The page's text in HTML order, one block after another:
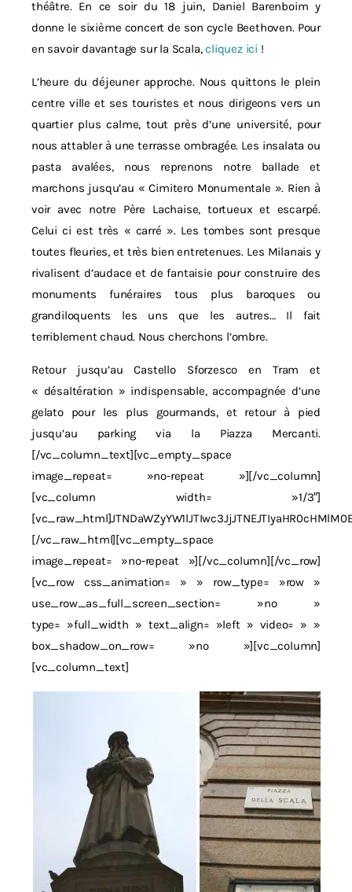
théâtre. En ce soir du 18 juin, Daniel Barenboim y
donne le sixième concert de son cycle Beethoven. Pour
en savoir davantage sur la Scala,cliquez ici !
L’heure du déjeuner approche. Nous quittons le plein
centre ville et ses touristes et nous dirigeons vers un
quartier plus calme, tout près d’une université, pour
nous attabler à une terrasse ombragée. Les insalata ou
pasta avalées, nous reprenons notre ballade et
marchons jusqu’au « Cimitero Monumentale ». Rien à
voir avec notre Père Lachaise, tortueux et escarpé.
Celui ci est très « carré ». Les tombes sont presque
toutes fleuries, et très bien entretenues. Les Milanais y
rivalisent d’audace et de fantaisie pour construire des
monuments funéraires tous plus baroques ou
grandiloquents les uns que les autres… Il fait
terriblement chaud. Nous cherchons l’ombre.
Retour jusqu’au Castello Sforzesco en Tram et
« désaltération » indispensable, accompagnée d’une
gelato pour les plus gourmands, et retour à pied
jusqu’au parking via la Piazza Mercanti.
[/vc_column_text][vc_empty_space
image_repeat= »no-repeat »][/vc_column]
[vc_column width= »1/3″]
[/vc_raw_html][vc_empty_space
image_repeat= »no-repeat »][/vc_column][/vc_row]
[vc_row css_animation= » » row_type= »row »
use_row_as_full_screen_section= »no »
type= »full_width » text_align= »left » video= » »
box_shadow_on_row= »no »][vc_column]
[vc_column_text]